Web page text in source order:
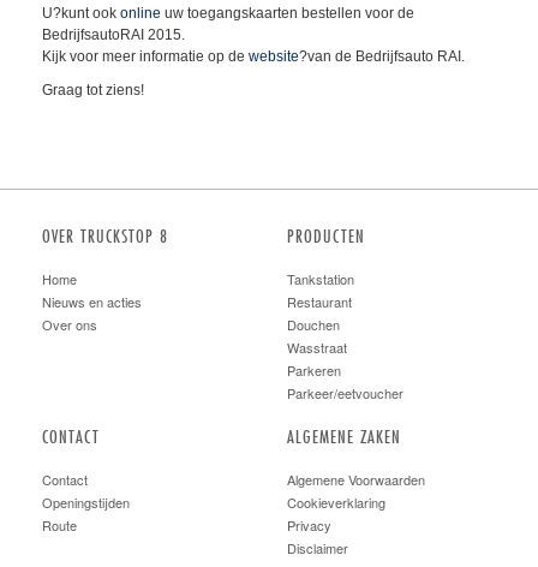
U?kunt ook online uw toegangskaarten bestellen voor de
BedrijfsautoRAI 2015.
Kijk voor meer informatie op de website?van de Bedrijfsauto RAI.
Graag tot ziens!
OVER TRUCKSTOP 8
Home
Nieuws en acties
Over ons
PRODUCTEN
Tankstation
Restaurant
Douchen
Wasstraat
Parkeren
Parkeer/eetvoucher
CONTACT
Contact
Openingstijden
Route
ALGEMENE ZAKEN
Algemene Voorwaarden
Cookieverklaring
Privacy
Disclaimer